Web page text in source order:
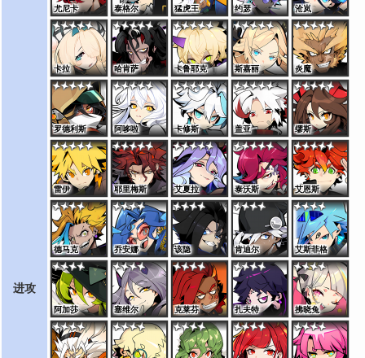
进攻
尤尼卡 泰格尔 猛虎王 约瑟 沧岚
卡拉 哈肯萨 卡鲁耶克 斯嘉丽 炎魔
罗德利斯 阿哆啦 卡修斯 盖亚 缪斯
雷伊 耶里梅斯 艾夏拉 泰沃斯 艾恩斯
德马克 乔安娜 该隐 肯迪尔 艾斯菲格
阿加莎 塞维尔 克莱芬 扎夫特 拂晓兔